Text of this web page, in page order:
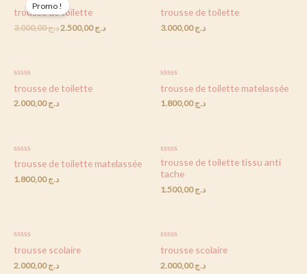
Promo !
Rated
0
out
of
trousse de toilette
د.ج3.000,00 د.ج2.500,00
Rated
0
out
of
trousse de toilette
د.ج3.000,00
Rated
0
out
of
trousse de toilette
د.ج2.000,00
Rated
0
out
of
trousse de toilette matelassée
د.ج1.800,00
Rated
0
out
of
trousse de toilette matelassée
د.ج1.800,00
Rated
0
out
5
trousse de toilette tissu anti
tache
د.ج1.500,00
Rated
0
out
of
trousse scolaire
د.ج2.000,00
Rated
0
out
of
trousse scolaire
د.ج2.000,00